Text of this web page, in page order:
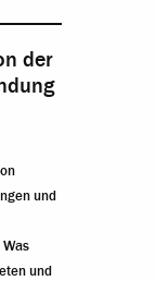
der
und
und